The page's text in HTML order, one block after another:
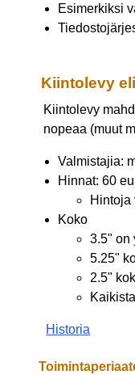
Esimerkiksi
Kiintolevy
Kiintolevy
nopeaa (muut
Valmistajia:
Hinnat: 60
Hintoja
Koko
3.5" on
5.25"
2.5"
Historia